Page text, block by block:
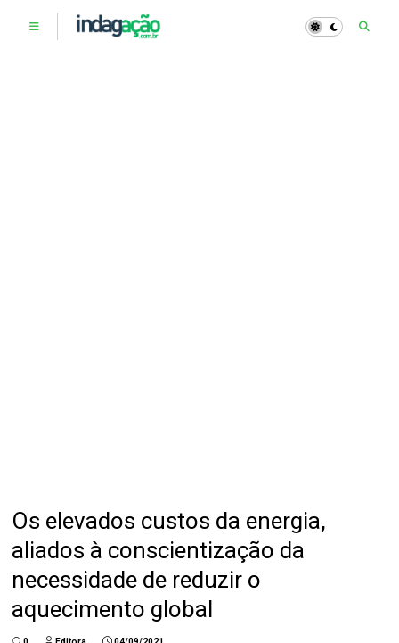
Os elevados custos da energia,
aliados à conscientização da
necessidade de reduzir o
aquecimento global